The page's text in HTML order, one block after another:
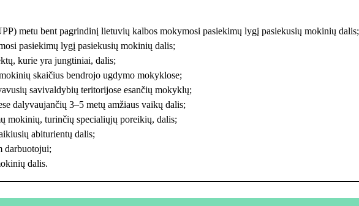
metu bent pagrindinį lietuvių kalbos mokymosi pasiekimų lygį pasiekusių mokinių dalis;
pasiekimų lygį pasiekusių mokinių dalis;
kurie yra jungtiniai, dalis;
skaičius bendrojo ugdymo mokyklose;
savivaldybių teritorijose esančių mokyklų;
dalyvaujančių 3–5 metų amžiaus vaikų dalis;
mokinių, turinčių specialiųjų poreikių, dalis;
abiturientų dalis;
darbuotojui;
dalis.